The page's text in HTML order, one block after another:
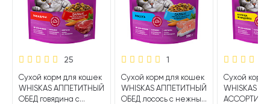
25
Сухой корм для кошек
WHISKAS АППЕТИТНЫЙ
ОБЕД говядина с
1
Сухой корм для кошек
WHISKAS АППЕТИТНЫЙ
ОБЕД лосось с нежным
Сухой корм
WHISKAS
АССОРТИ